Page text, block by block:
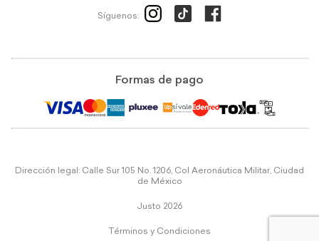
Síguenos:
Formas de pago
Dirección legal: Calle Sur 105 No. 1206, Col Aeronáutica Militar, Ciudad
de México
Justo 2026
Términos y Condiciones